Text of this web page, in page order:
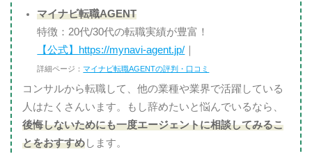
マイナビ転職AGENT
特徴：20代/30代の転職実績が豊富！
【公式】https://mynavi-agent.jp/
詳細ページ：マイナビ転職AGENTの評判・口コミ
コンサルから転職して、他の業種や業界で活躍している
人はたくさんいます。もし辞めたいと悩んでいるなら、
後悔しないためにも一度エージェントに相談してみるこ
とをおすすめします。